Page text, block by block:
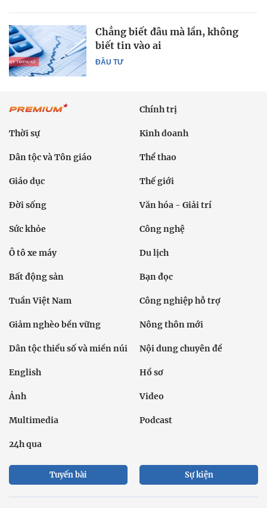
ĐẦU TƯ
Chẳng biết đâu mà lần, không
biết tin vào ai
Chính trị
Thời sự Kinh doanh
Dân tộc và Tôn giáo Thể thao
Giáo dục Thế giới
Đời sống Văn hóa - Giải trí
Sức khỏe Công nghệ
Ô tô xe máy Du lịch
Bất động sản Bạn đọc
Tuần Việt Nam Công nghiệp hỗ trợ
Giảm nghèo bền vững Nông thôn mới
Dân tộc thiểu số và miền núi Nội dung chuyên đề
English Hồ sơ
Ảnh Video
Multimedia Podcast
24h qua
Tuyến bài Sự kiện